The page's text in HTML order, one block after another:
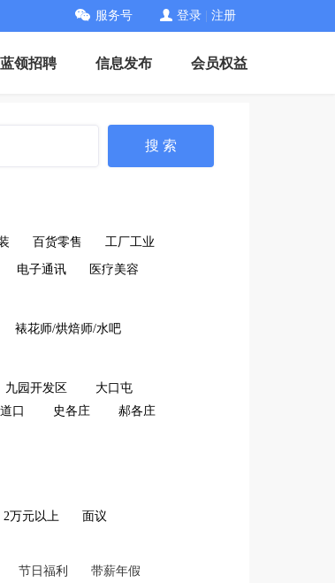
服务号 登录 注册
蓝领招聘 信息发布 会员权益
搜 索
百货零售 工厂工业
电子通讯 医疗美容
裱花师/烘焙师/水吧
九园开发区
大口屯
口 史各庄
郝各庄
2万元以上 面议
节日福利 带薪年假